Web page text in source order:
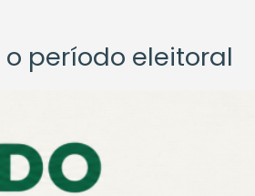
período eleitoral